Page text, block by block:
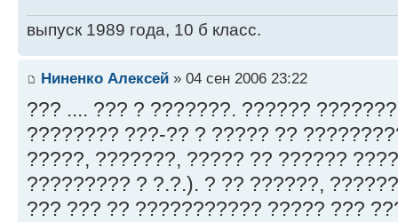
выпуск 1989 года, 10 б класс.
Ниненко Алексей » 04 сен 2006 23:22
??? .... ??? ? ???????. ??????
???????? ???-?? ? ????? ??
?????, ???????, ????? ?? ??????
????????? ? ?.?.). ? ?? ??????,
??? ??? ?? ??????????? ????? ???